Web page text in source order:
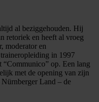
al beziggehouden. Hij
retoriek en heeft al vroeg
moderator en
in 1997
op. Een lang
met de opening van zijn
Land – de